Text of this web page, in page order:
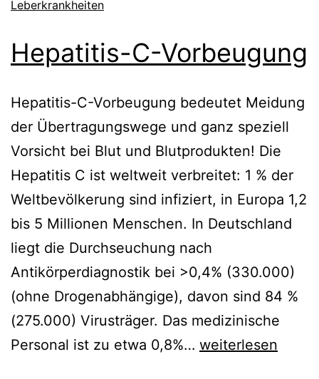
Leberkrankheiten
Hepatitis-C-Vorbeugung
Hepatitis-C-Vorbeugung bedeutet Meidung
der Übertragungswege und ganz speziell
Vorsicht bei Blut und Blutprodukten! Die
Hepatitis C ist weltweit verbreitet: 1 % der
Weltbevölkerung sind infiziert, in Europa 1,2
bis 5 Millionen Menschen. In Deutschland
liegt die Durchseuchung nach
Antikörperdiagnostik bei >0,4% (330.000)
(ohne Drogenabhängige), davon sind 84 %
(275.000) Virusträger. Das medizinische
Personal ist zu etwa 0,8%… Hepatitis-
weiterlesen